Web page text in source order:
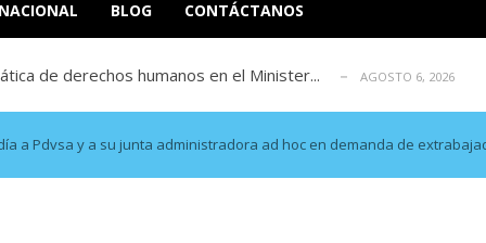
BLOG CONTÁCTANOS
apagones y promesas incumplidas...
de derechos humanos en el Minister...
un mercado impulsado por el auge de... AGOSTO 6, 2026
en La Guaira que hasta ahora no había ... AGOSTO 6, 2026
Por Dayana Cristina Duzoglou L. AGOSTO 6, 2026
apagones y promesas incumplidas... AGOSTO 6, 2026
de derechos humanos en el Minister...
a Pdvsa y a su junta administradora ad hoc en demanda de